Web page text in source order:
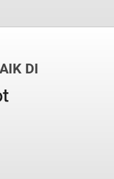
DI